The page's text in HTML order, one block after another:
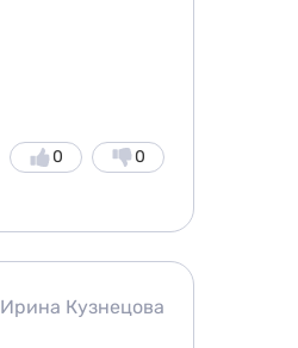
0
0
Ирина Кузнецова